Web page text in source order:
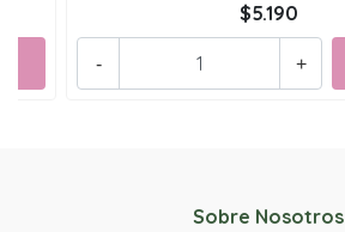
$5.190
+
-
Sobre Nosotros